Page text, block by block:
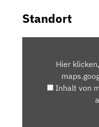
Standort
MAPS.GOOGLE.DE
Hier
Inhalt von